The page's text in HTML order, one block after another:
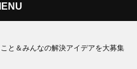
と＆みんなの解決アイデアを大募集